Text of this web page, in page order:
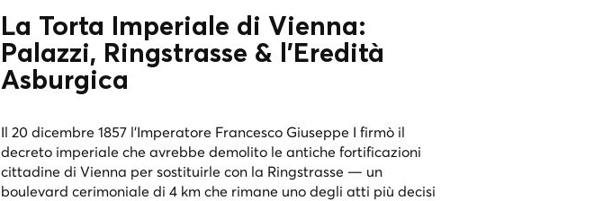
La Torta Imperiale di Vienna:
Palazzi, Ringstrasse & l'Eredità
Asburgica
Il 20 dicembre 1857 l'Imperatore Francesco Giuseppe I firmò il
decreto imperiale che avrebbe demolito le antiche fortificazioni
cittadine di Vienna per sostituirle con la Ringstrasse — un
boulevard cerimoniale di 4 km che rimane uno degli atti più decisi